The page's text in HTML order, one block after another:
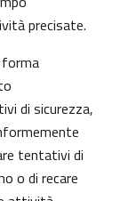
precisate.
di sicurezza,
tentativi di
o di recare